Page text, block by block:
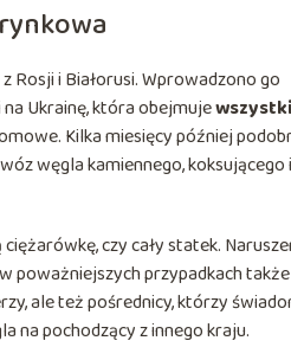
i Białorusi. Wprowadzono go
Ukrainę, która obejmuje
Kilka miesięcy później
węgla kamiennego, koksującego i
czy cały statek.
poważniejszych przypadkach także
ale też pośrednicy, którzy
na pochodzący z innego kraju.